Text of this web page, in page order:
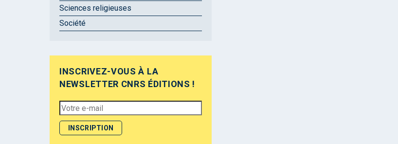
Sciences religieuses
Société
INSCRIVEZ-VOUS À LA
NEWSLETTER CNRS ÉDITIONS !